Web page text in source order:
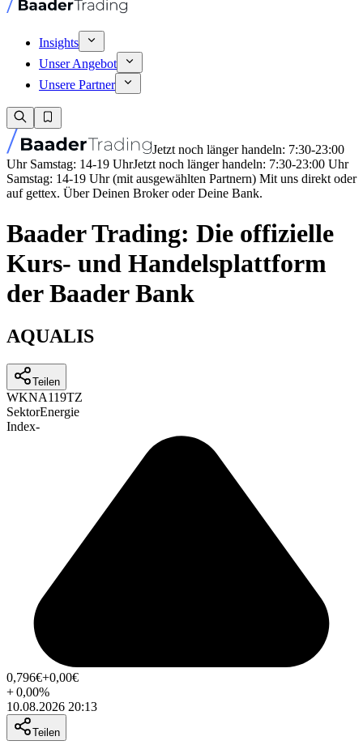
Insights
Unser Angebot
Unsere Partner
Jetzt noch länger handeln: 7:30-23:00
Uhr Samstag: 14-19 UhrJetzt noch länger handeln: 7:30-23:00 Uhr
Samstag: 14-19 Uhr (mit ausgewählten Partnern) Mit uns direkt oder
auf gettex. Über Deinen Broker oder Deine Bank.
Baader Trading: Die offizielle
Kurs- und Handelsplattform
der Baader Bank
AQUALIS
Teilen
WKNA119TZ
SektorEnergie
Index-
0,796€+0,00€
+0,00%
10.08.2026 20:13
Teilen